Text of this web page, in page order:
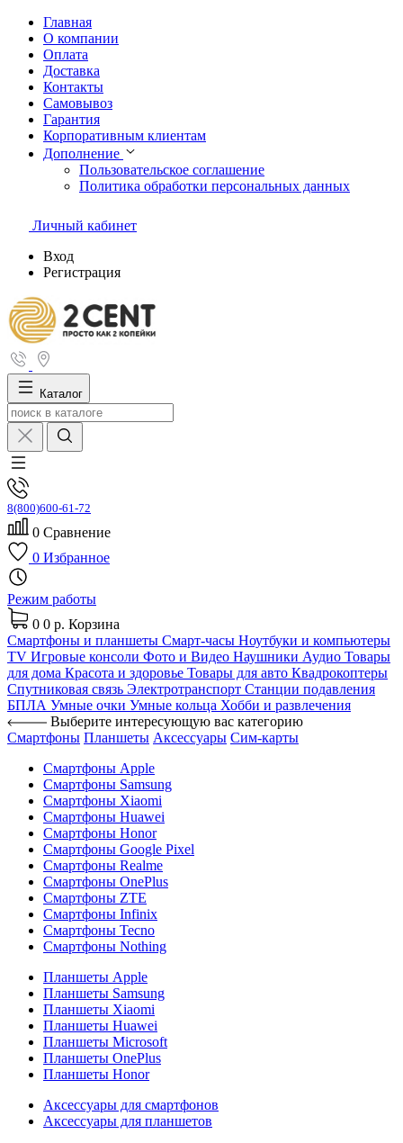
Главная
О компании
Оплата
Доставка
Контакты
Самовывоз
Гарантия
Корпоративным клиентам
Дополнение
Пользовательское соглашение
Политика обработки персональных данных
Личный кабинет
Вход
Регистрация
Каталог
8(800)600-61-72
0 Сравнение
0 Избранное
Режим работы
0 0 р. Корзина
Смартфоны и планшеты Смарт-часы Ноутбуки и компьютеры
TV Игровые консоли Фото и Видео Наушники Аудио Товары
для дома Красота и здоровье Товары для авто Квадрокоптеры
Спутниковая связь Электротранспорт Станции подавления
БПЛА Умные очки Умные кольца Хобби и развлечения
Выберите интересующую вас категорию
Смартфоны Планшеты Аксессуары Сим-карты
Смартфоны Apple
Смартфоны Samsung
Смартфоны Xiaomi
Смартфоны Huawei
Смартфоны Honor
Смартфоны Google Pixel
Смартфоны Realme
Смартфоны OnePlus
Смартфоны ZTE
Смартфоны Infinix
Смартфоны Tecno
Смартфоны Nothing
Планшеты Apple
Планшеты Samsung
Планшеты Xiaomi
Планшеты Huawei
Планшеты Microsoft
Планшеты OnePlus
Планшеты Honor
Аксессуары для смартфонов
Аксессуары для планшетов